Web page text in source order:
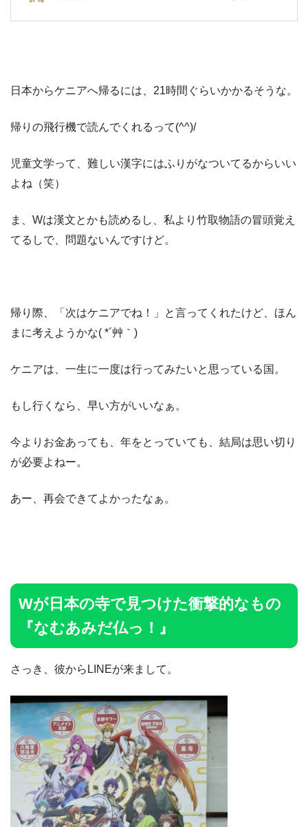
日本からケニアへ帰るには、21時間ぐらいかかるそうな。
帰りの飛行機で読んでくれるって(^^)/
児童文学って、難しい漢字にはふりがなついてるからいい
よね（笑）
ま、Wは漢文とかも読めるし、私より竹取物語の冒頭覚え
てるしで、問題ないんですけど。
帰り際、「次はケニアでね！」と言ってくれたけど、ほん
まに考えようかな( *´艸｀)
ケニアは、一生に一度は行ってみたいと思っている国。
もし行くなら、早い方がいいなぁ。
今よりお金あっても、年をとっていても、結局は思い切り
が必要よねー。
あー、再会できてよかったなぁ。
Wが日本の寺で見つけた衝撃的なもの
『なむあみだ仏っ！』
さっき、彼からLINEが来まして。